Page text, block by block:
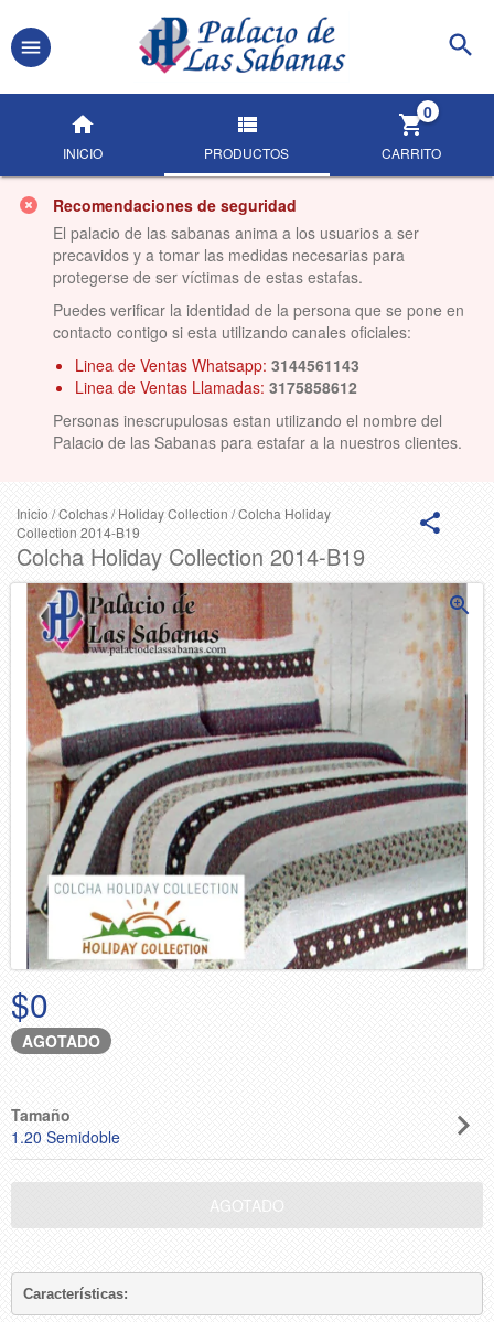
INICIO PRODUCTOS CARRITO
0
Recomendaciones de seguridad
El palacio de las sabanas anima a los usuarios a ser
precavidos y a tomar las medidas necesarias para
protegerse de ser víctimas de estas estafas.
Puedes verificar la identidad de la persona que se pone en
contacto contigo si esta utilizando canales oficiales:
Linea de Ventas Whatsapp: 3144561143
Linea de Ventas Llamadas: 3175858612
Personas inescrupulosas estan utilizando el nombre del
Palacio de las Sabanas para estafar a la nuestros clientes.
Inicio /Colchas/ Holiday Collection /Colcha Holiday
Collection 2014-B19
Colcha Holiday Collection 2014-B19
$0
AGOTADO
Tamaño
1.20 Semidoble
Características: